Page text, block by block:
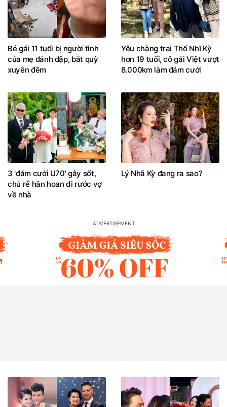
Bé gái 11 tuổi bị người tình
của mẹ đánh đập, bắt quỳ
xuyên đêm
Yêu chàng trai Thổ Nhĩ Kỳ
hơn 19 tuổi, cô gái Việt vượt
8.000km làm đám cưới
3 'đám cưới U70' gây sốt,
chú rể hân hoan đi rước vợ
về nhà
Lý Nhã Kỳ đang ra sao?